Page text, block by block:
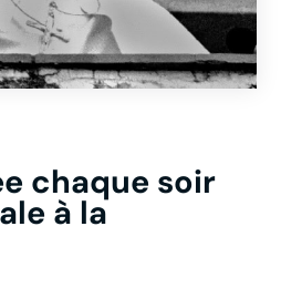
chaque soir
à la